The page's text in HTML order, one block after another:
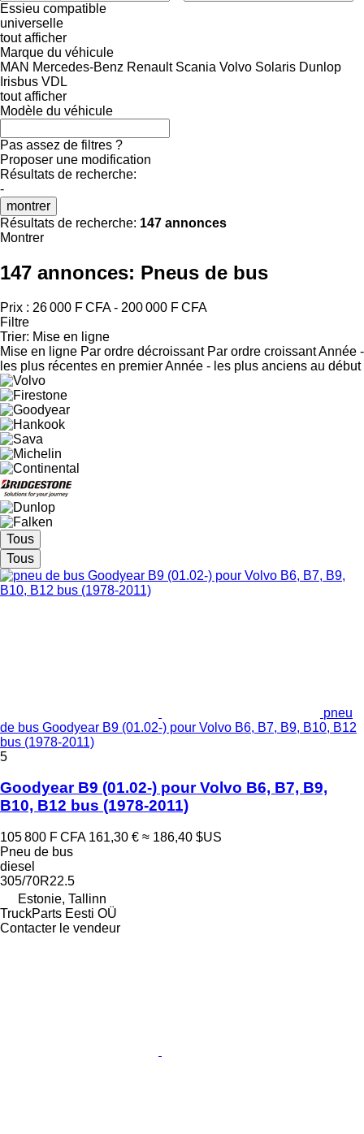
Essieu compatible
universelle
tout afficher
Marque du véhicule
MAN Mercedes-Benz Renault Scania Volvo Solaris Dunlop
Irisbus VDL
tout afficher
Modèle du véhicule
Pas assez de filtres ?
Proposer une modification
Résultats de recherche:
-
montrer
Résultats de recherche: 147 annonces
Montrer
147 annonces: Pneus de bus
Prix : 26 000 F CFA - 200 000 F CFA
Filtre
Trier: Mise en ligne
Mise en ligne Par ordre décroissant Par ordre croissantAnnée -
les plus récentes en premierAnnée - les plus anciens au début
Tous
Tous
pneu
de bus Goodyear B9 (01.02-) pour Volvo B6, B7, B9, B10, B12
bus (1978-2011)
5
Goodyear B9 (01.02-) pour Volvo B6, B7, B9,
B10, B12 bus (1978-2011)
105 800 F CFA 161,30 € ≈ 186,40 $US
Pneu de bus
diesel
305/70R22.5
Estonie, Tallinn
TruckParts Eesti OÜ
Contacter le vendeur